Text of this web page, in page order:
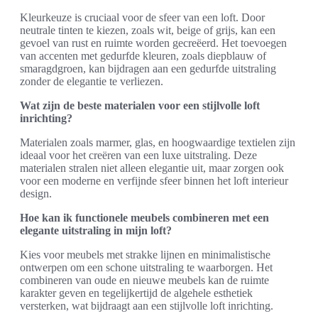
Kleurkeuze is cruciaal voor de sfeer van een loft. Door
neutrale tinten te kiezen, zoals wit, beige of grijs, kan een
gevoel van rust en ruimte worden gecreëerd. Het toevoegen
van accenten met gedurfde kleuren, zoals diepblauw of
smaragdgroen, kan bijdragen aan een gedurfde uitstraling
zonder de elegantie te verliezen.
Wat zijn de beste materialen voor een stijlvolle loft
inrichting?
Materialen zoals marmer, glas, en hoogwaardige textielen zijn
ideaal voor het creëren van een luxe uitstraling. Deze
materialen stralen niet alleen elegantie uit, maar zorgen ook
voor een moderne en verfijnde sfeer binnen het loft interieur
design.
Hoe kan ik functionele meubels combineren met een
elegante uitstraling in mijn loft?
Kies voor meubels met strakke lijnen en minimalistische
ontwerpen om een schone uitstraling te waarborgen. Het
combineren van oude en nieuwe meubels kan de ruimte
karakter geven en tegelijkertijd de algehele esthetiek
versterken, wat bijdraagt aan een stijlvolle loft inrichting.